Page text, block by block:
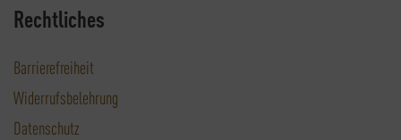
Rechtliches
Barrierefreiheit
Widerrufsbelehrung
Datenschutz